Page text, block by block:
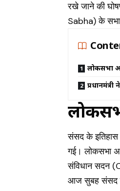
रखे जाने की
Sabha) के
लोकसभा
संसद के इतिहास
गई। लोकसभा
संविधान सदन
आज सुबह संसद के